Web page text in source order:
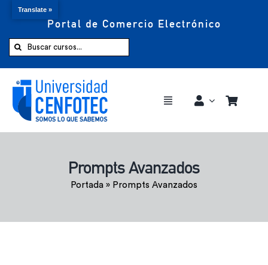
Portal de Comercio Electrónico
Buscar:
Toggle
Comprar ahora
Prompts Avanzados
Portada » Prompts Avanzados
Translate »